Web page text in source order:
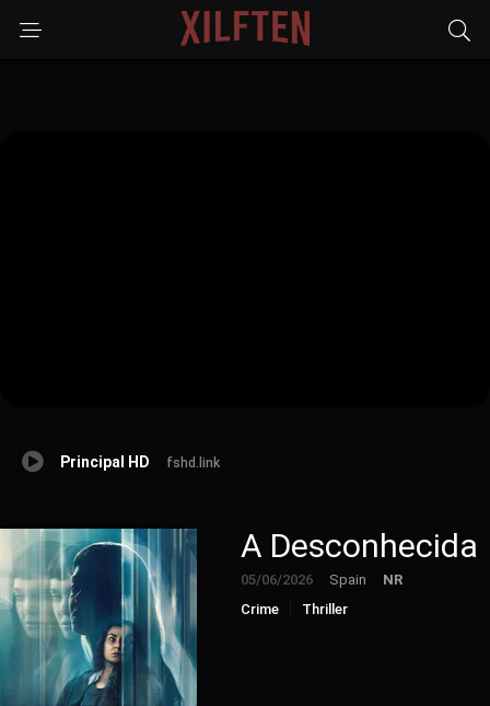
Principal HD fshd.link
A Desconhecida
05/06/2026 Spain
NR
Crime
Thriller